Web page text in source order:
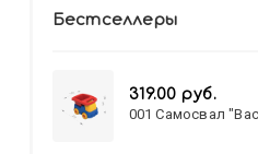
Бестселлеры
319.00 руб.
001 Самосвал